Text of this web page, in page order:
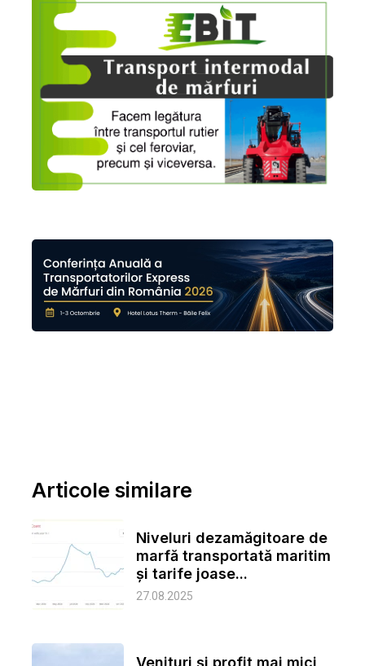
Articole similare
Niveluri dezamăgitoare de
marfă transportată maritim
și tarife joase...
27.08.2025
Venituri și profit mai mici